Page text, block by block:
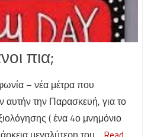
πια;
– νέα μέτρα που
αυτήν την Παρασκευή, για το
( ένα 4ο μνημόνιο